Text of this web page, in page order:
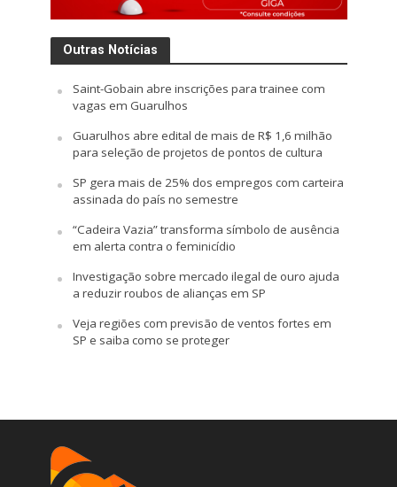
Outras Notícias
Saint-Gobain abre inscrições para trainee com
vagas em Guarulhos
Guarulhos abre edital de mais de R$ 1,6 milhão
para seleção de projetos de pontos de cultura
SP gera mais de 25% dos empregos com carteira
assinada do país no semestre
“Cadeira Vazia” transforma símbolo de ausência
em alerta contra o feminicídio
Investigação sobre mercado ilegal de ouro ajuda
a reduzir roubos de alianças em SP
Veja regiões com previsão de ventos fortes em
SP e saiba como se proteger